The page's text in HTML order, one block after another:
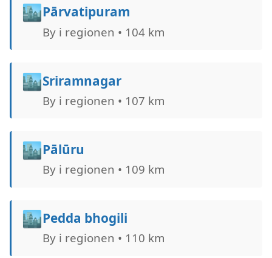
🏙️Pārvatipuram
By i regionen • 104 km
🏙️Sriramnagar
By i regionen • 107 km
🏙️Pālūru
By i regionen • 109 km
🏙️Pedda bhogili
By i regionen • 110 km